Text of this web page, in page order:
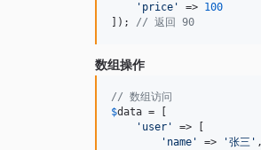
' price ' => 100
]); // 返回 90
数组操作
// 数组访问
$data = [
' user '
=> [
' name ' => '张三 ' ,